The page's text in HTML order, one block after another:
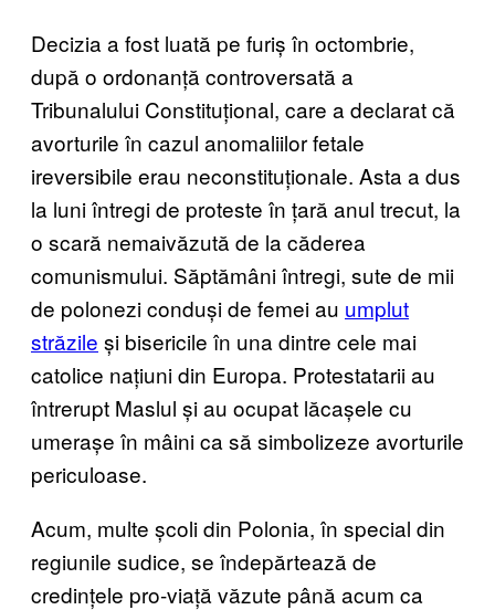
Decizia a fost luată pe furiș în octombrie,
după o ordonanță controversată a
Tribunalului Constituțional, care a declarat că
avorturile în cazul anomaliilor fetale
ireversibile erau neconstituționale. Asta a dus
la luni întregi de proteste în țară anul trecut, la
o scară nemaivăzută de la căderea
comunismului. Săptămâni întregi, sute de mii
de polonezi conduși de femei au umplut
străzile și bisericile în una dintre cele mai
catolice națiuni din Europa. Protestatarii au
întrerupt Maslul și au ocupat lăcașele cu
umerașe în mâini ca să simbolizeze avorturile
periculoase.
Acum, multe școli din Polonia, în special din
regiunile sudice, se îndepărtează de
credințele pro-viață văzute până acum ca